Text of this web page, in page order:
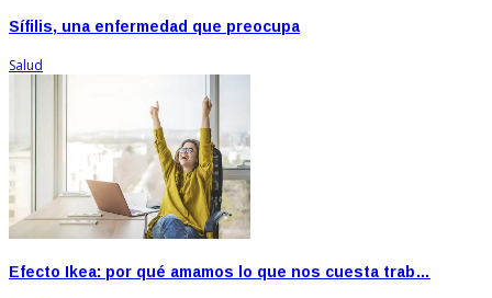
Sífilis, una enfermedad que preocupa
Salud
Efecto Ikea: por qué amamos lo que nos cuesta trab…